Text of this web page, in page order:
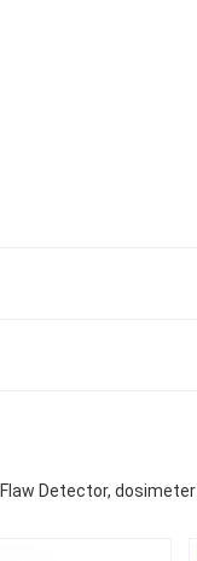
Flaw Detector, dosimeter